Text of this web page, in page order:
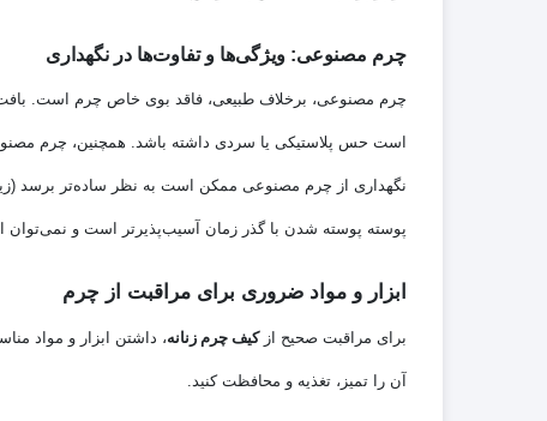
چرم مصنوعی: ویژگی‌ها و تفاوت‌ها در نگهداری
چرم مصنوعی، برخلاف طبیعی، فاقد بوی خاص چرم است.
است حس پلاستیکی یا سردی داشته باشد. همچنین، چرم
نگهداری از چرم مصنوعی ممکن است به نظر ساده‌تر برسد
پوسته پوسته شدن با گذر زمان آسیب‌پذیرتر است و نمی‌توان
ابزار و مواد ضروری برای مراقبت از چرم
برای مراقبت صحیح ازکیف چرم زنانه، داشتن ابزار و مواد
آن را تمیز، تغذیه و محافظت کنید.